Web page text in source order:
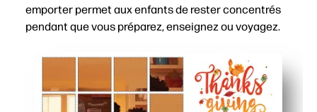
emporter permet aux enfants de rester concentrés
pendant que vous préparez, enseignez ou voyagez.
Pratique sans préparation : il suffit de le télécharger
Engagement élevé : une scène familiale chaleureuse
Polyvalent pour la maison ou la classe, idéal pour les